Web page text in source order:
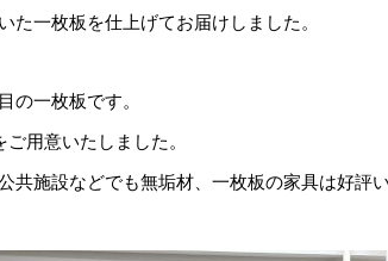
た一枚板を仕上げてお届けしました。
の一枚板です。
用意いたしました。
共施設などでも無垢材、一枚板の家具は好評